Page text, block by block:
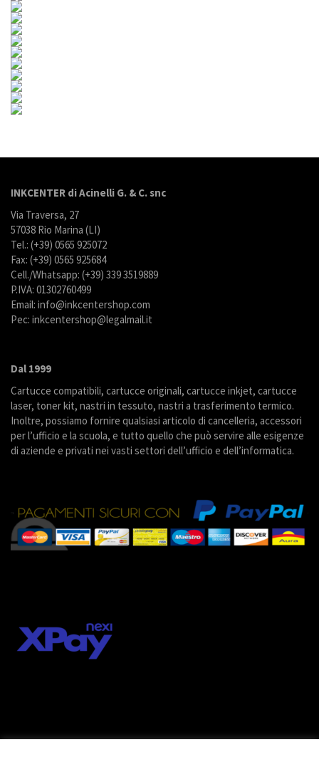
INKCENTER di Acinelli G. & C. snc
Via Traversa, 27
57038 Rio Marina (LI)
Tel.: (+39) 0565 925072
Fax: (+39) 0565 925684
Cell./Whatsapp: (+39) 339 3519889
P.IVA: 01302760499
Email: info@inkcentershop.com
Pec: inkcentershop@legalmail.it
Dal 1999
Cartucce compatibili, cartucce originali, cartucce inkjet, cartucce
laser, toner kit, nastri in tessuto, nastri a trasferimento termico.
Inoltre, possiamo fornire qualsiasi articolo di cancelleria, accessori
per l’ufficio e la scuola, e tutto quello che può servire alle esigenze
di aziende e privati nei vasti settori dell’ufficio e dell’informatica.